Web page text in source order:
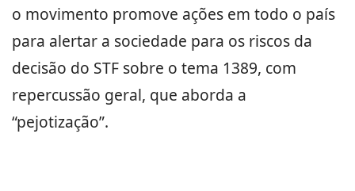
o movimento promove ações em todo o país
para alertar a sociedade para os riscos da
decisão do STF sobre o tema 1389, com
repercussão geral, que aborda a
“pejotização”.